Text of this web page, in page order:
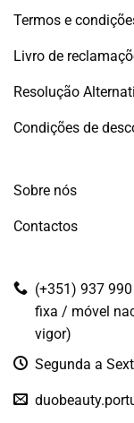
Termos e
Livro de
Resolução
Condições de
Sobre nós
Contactos
(+351) 937
fixa / móvel
vigor)
Segunda a